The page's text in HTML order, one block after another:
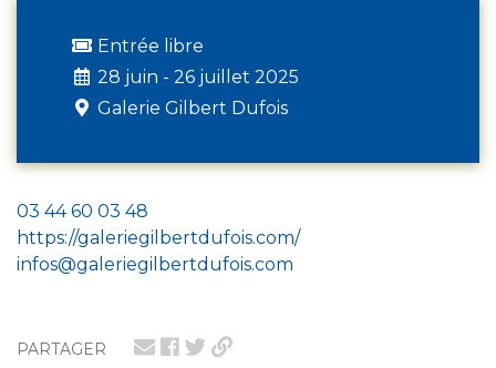
PARTAGER
Entrée libre
28 juin - 26 juillet 2025
Galerie Gilbert Dufois
03 44 60 03 48
https://galeriegilbertdufois.com/
infos@galeriegilbertdufois.com